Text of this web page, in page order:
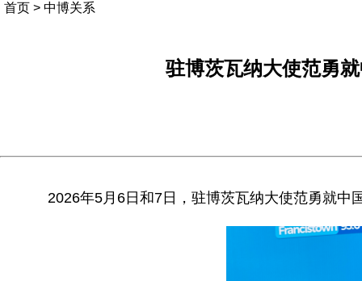
首页 > 中博关系
驻博茨瓦纳大使范勇
2026年5月6日和7日，驻博茨瓦纳大使范勇就中